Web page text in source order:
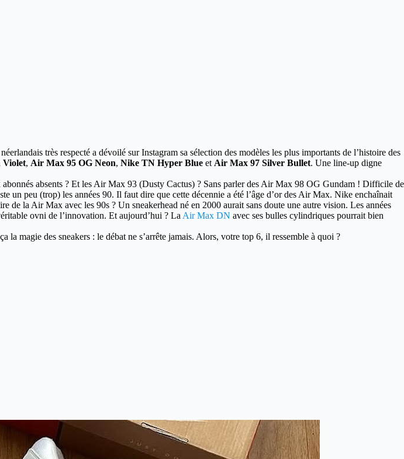
très respecté a dévoilé sur Instagram sa sélection des modèles les plus importants de l’histoire des
Violet, Air Max 95 OG Neon, Nike TN Hyper Blue et Air Max 97 Silver Bullet. Une line-up digne
absents ? Et les Air Max 93 (Dusty Cactus) ? Sans parler des Air Max 98 OG Gundam ! Difficile de
un peu (trop) les années 90. Il faut dire que cette décennie a été l’âge d’or des Air Max. Nike enchaînait
la Air Max avec les 90s ? Un sneakerhead né en 2000 aurait sans doute une autre vision. Les années
ovni de l’innovation. Et aujourd’hui ? La Air Max DN avec ses bulles cylindriques pourrait bien
magie des sneakers : le débat ne s’arrête jamais. Alors, votre top 6, il ressemble à quoi ?